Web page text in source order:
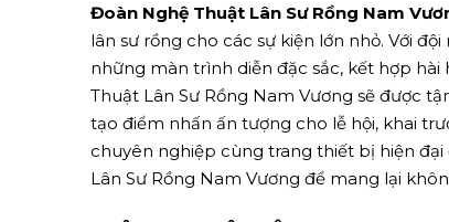
Đoàn Nghệ Thuật Lân Sư Rồng Nam
lân sư rồng cho các sự kiện lớn nhỏ. Với
những màn trình diễn đặc sắc, kết hợp
Thuật Lân Sư Rồng Nam Vương sẽ được
tạo điểm nhấn ấn tượng cho lễ hội, khai
chuyên nghiệp cùng trang thiết bị hiện
Lân Sư Rồng Nam Vương để mang lại